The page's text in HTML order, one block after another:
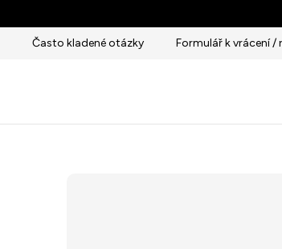
na
obsahČasto kladené otázky Formulář k vrácení /